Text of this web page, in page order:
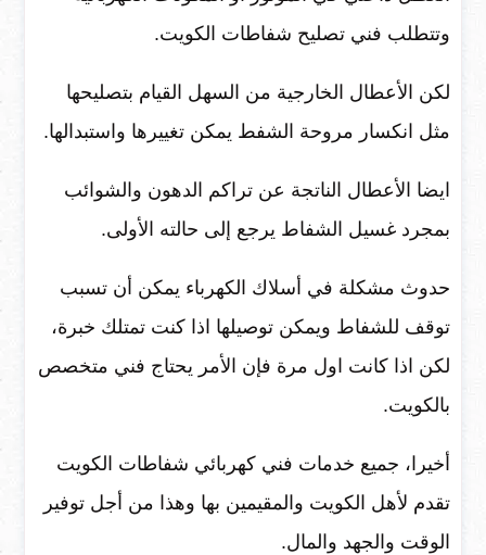
وتتطلب فني تصليح شفاطات الكويت.
لكن الأعطال الخارجية من السهل القيام بتصليحها
مثل انكسار مروحة الشفط يمكن تغييرها واستبدالها.
ايضا الأعطال الناتجة عن تراكم الدهون والشوائب
بمجرد غسيل الشفاط يرجع إلى حالته الأولى.
حدوث مشكلة في أسلاك الكهرباء يمكن أن تسبب
توقف للشفاط ويمكن توصيلها اذا كنت تمتلك خبرة،
لكن اذا كانت اول مرة فإن الأمر يحتاج فني متخصص
بالكويت.
أخيرا، جميع خدمات فني كهربائي شفاطات الكويت
تقدم لأهل الكويت والمقيمين بها وهذا من أجل توفير
الوقت والجهد والمال.